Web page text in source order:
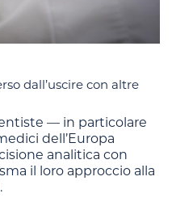
dall’uscire con altre
— in particolare
dell’Europa
analitica con
il loro approccio alla